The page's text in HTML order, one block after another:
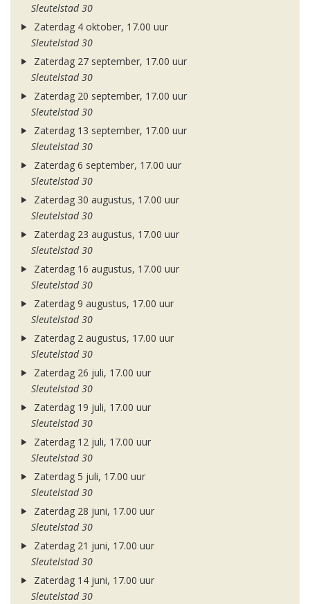
Sleutelstad 30
Zaterdag 4 oktober, 17.00 uur
Sleutelstad 30
Zaterdag 27 september, 17.00 uur
Sleutelstad 30
Zaterdag 20 september, 17.00 uur
Sleutelstad 30
Zaterdag 13 september, 17.00 uur
Sleutelstad 30
Zaterdag 6 september, 17.00 uur
Sleutelstad 30
Zaterdag 30 augustus, 17.00 uur
Sleutelstad 30
Zaterdag 23 augustus, 17.00 uur
Sleutelstad 30
Zaterdag 16 augustus, 17.00 uur
Sleutelstad 30
Zaterdag 9 augustus, 17.00 uur
Sleutelstad 30
Zaterdag 2 augustus, 17.00 uur
Sleutelstad 30
Zaterdag 26 juli, 17.00 uur
Sleutelstad 30
Zaterdag 19 juli, 17.00 uur
Sleutelstad 30
Zaterdag 12 juli, 17.00 uur
Sleutelstad 30
Zaterdag 5 juli, 17.00 uur
Sleutelstad 30
Zaterdag 28 juni, 17.00 uur
Sleutelstad 30
Zaterdag 21 juni, 17.00 uur
Sleutelstad 30
Zaterdag 14 juni, 17.00 uur
Sleutelstad 30